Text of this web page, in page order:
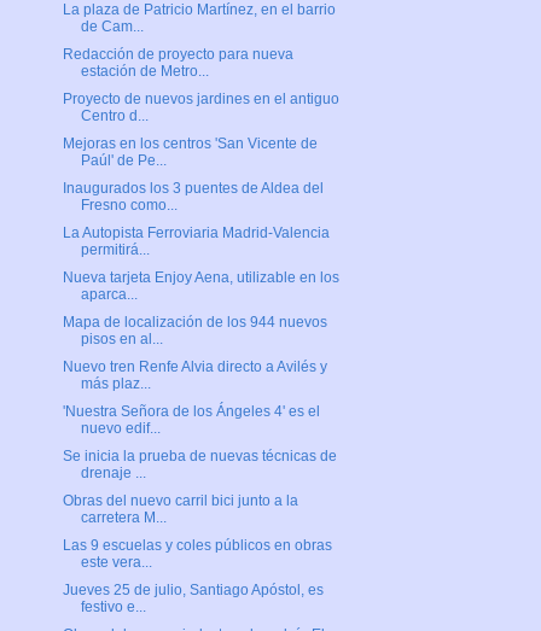
La plaza de Patricio Martínez, en el barrio
de Cam...
Redacción de proyecto para nueva
estación de Metro...
Proyecto de nuevos jardines en el antiguo
Centro d...
Mejoras en los centros 'San Vicente de
Paúl' de Pe...
Inaugurados los 3 puentes de Aldea del
Fresno como...
La Autopista Ferroviaria Madrid-Valencia
permitirá...
Nueva tarjeta Enjoy Aena, utilizable en los
aparca...
Mapa de localización de los 944 nuevos
pisos en al...
Nuevo tren Renfe Alvia directo a Avilés y
más plaz...
'Nuestra Señora de los Ángeles 4' es el
nuevo edif...
Se inicia la prueba de nuevas técnicas de
drenaje ...
Obras del nuevo carril bici junto a la
carretera M...
Las 9 escuelas y coles públicos en obras
este vera...
Jueves 25 de julio, Santiago Apóstol, es
festivo e...